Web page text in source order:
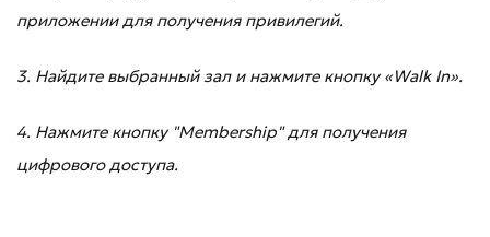
приложении для получения привилегий.
3. Найдите выбранный зал и нажмите кнопку «Walk In».
4. Нажмите кнопку "Membership" для получения
цифрового доступа.